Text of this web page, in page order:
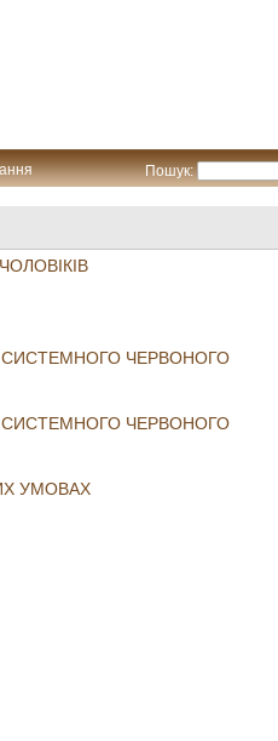
Пошук:
СИСТЕМНОГО ЧЕРВОНОГО
СИСТЕМНОГО ЧЕРВОНОГО
УМОВАХ